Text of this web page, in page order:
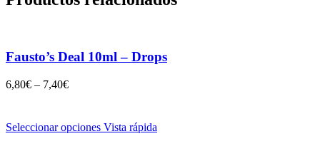
Fausto’s Deal 10ml – Drops
6,80€ – 7,40€
Seleccionar opciones Vista rápida